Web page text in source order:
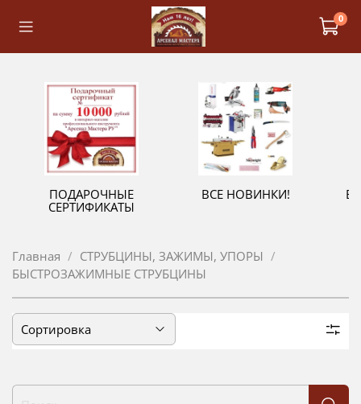
0
ПОДАРОЧНЫЕ
СЕРТИФИКАТЫ
ВСЕ НОВИНКИ!
Главная
СТРУБЦИНЫ, ЗАЖИМЫ, УПОРЫ
БЫСТРОЗАЖИМНЫЕ СТРУБЦИНЫ